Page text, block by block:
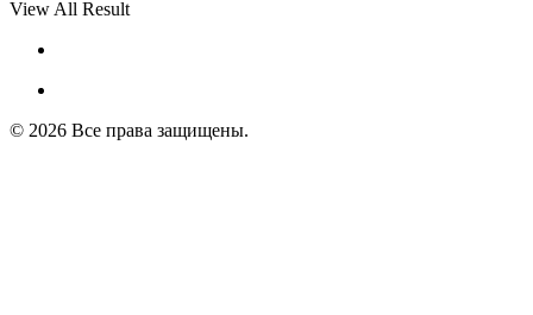
View All Result
© 2026 Все права защищены.